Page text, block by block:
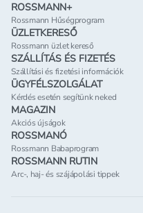
ROSSMANN+
Rossmann Hűségprogram
ÜZLETKERESŐ
Rossmann üzlet kereső
SZÁLLÍTÁS ÉS FIZETÉS
Szállítási és fizetési információk
ÜGYFÉLSZOLGÁLAT
Kérdés esetén segítünk neked
MAGAZIN
Akciós újságok
ROSSMANÓ
Rossmann Babaprogram
ROSSMANN RUTIN
Arc-, haj- és szájápolási tippek